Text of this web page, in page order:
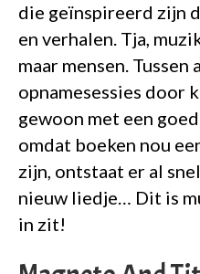
die geïnspireerd zijn
en verhalen. Tja,
maar mensen.
opnamesessies door
gewoon met een
omdat boeken nou
zijn, ontstaat er al
nieuw liedje… Dit is
in zit!